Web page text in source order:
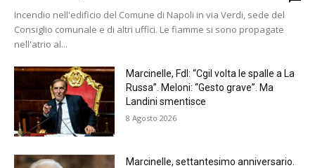
Incendio nell'edificio del Comune di Napoli in via Verdi, sede del
Consiglio comunale e di altri uffici. Le fiamme si sono propagate
nell'atrio al...
Marcinelle, FdI: “Cgil volta le spalle a La
Russa”. Meloni: “Gesto grave”. Ma
Landini smentisce
8 Agosto 2026
Marcinelle, settantesimo anniversario.